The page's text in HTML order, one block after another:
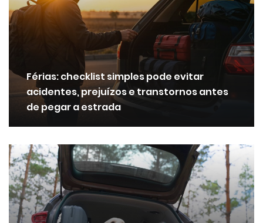
Férias: checklist simples pode evitar
acidentes, prejuízos e transtornos antes
de pegar a estrada